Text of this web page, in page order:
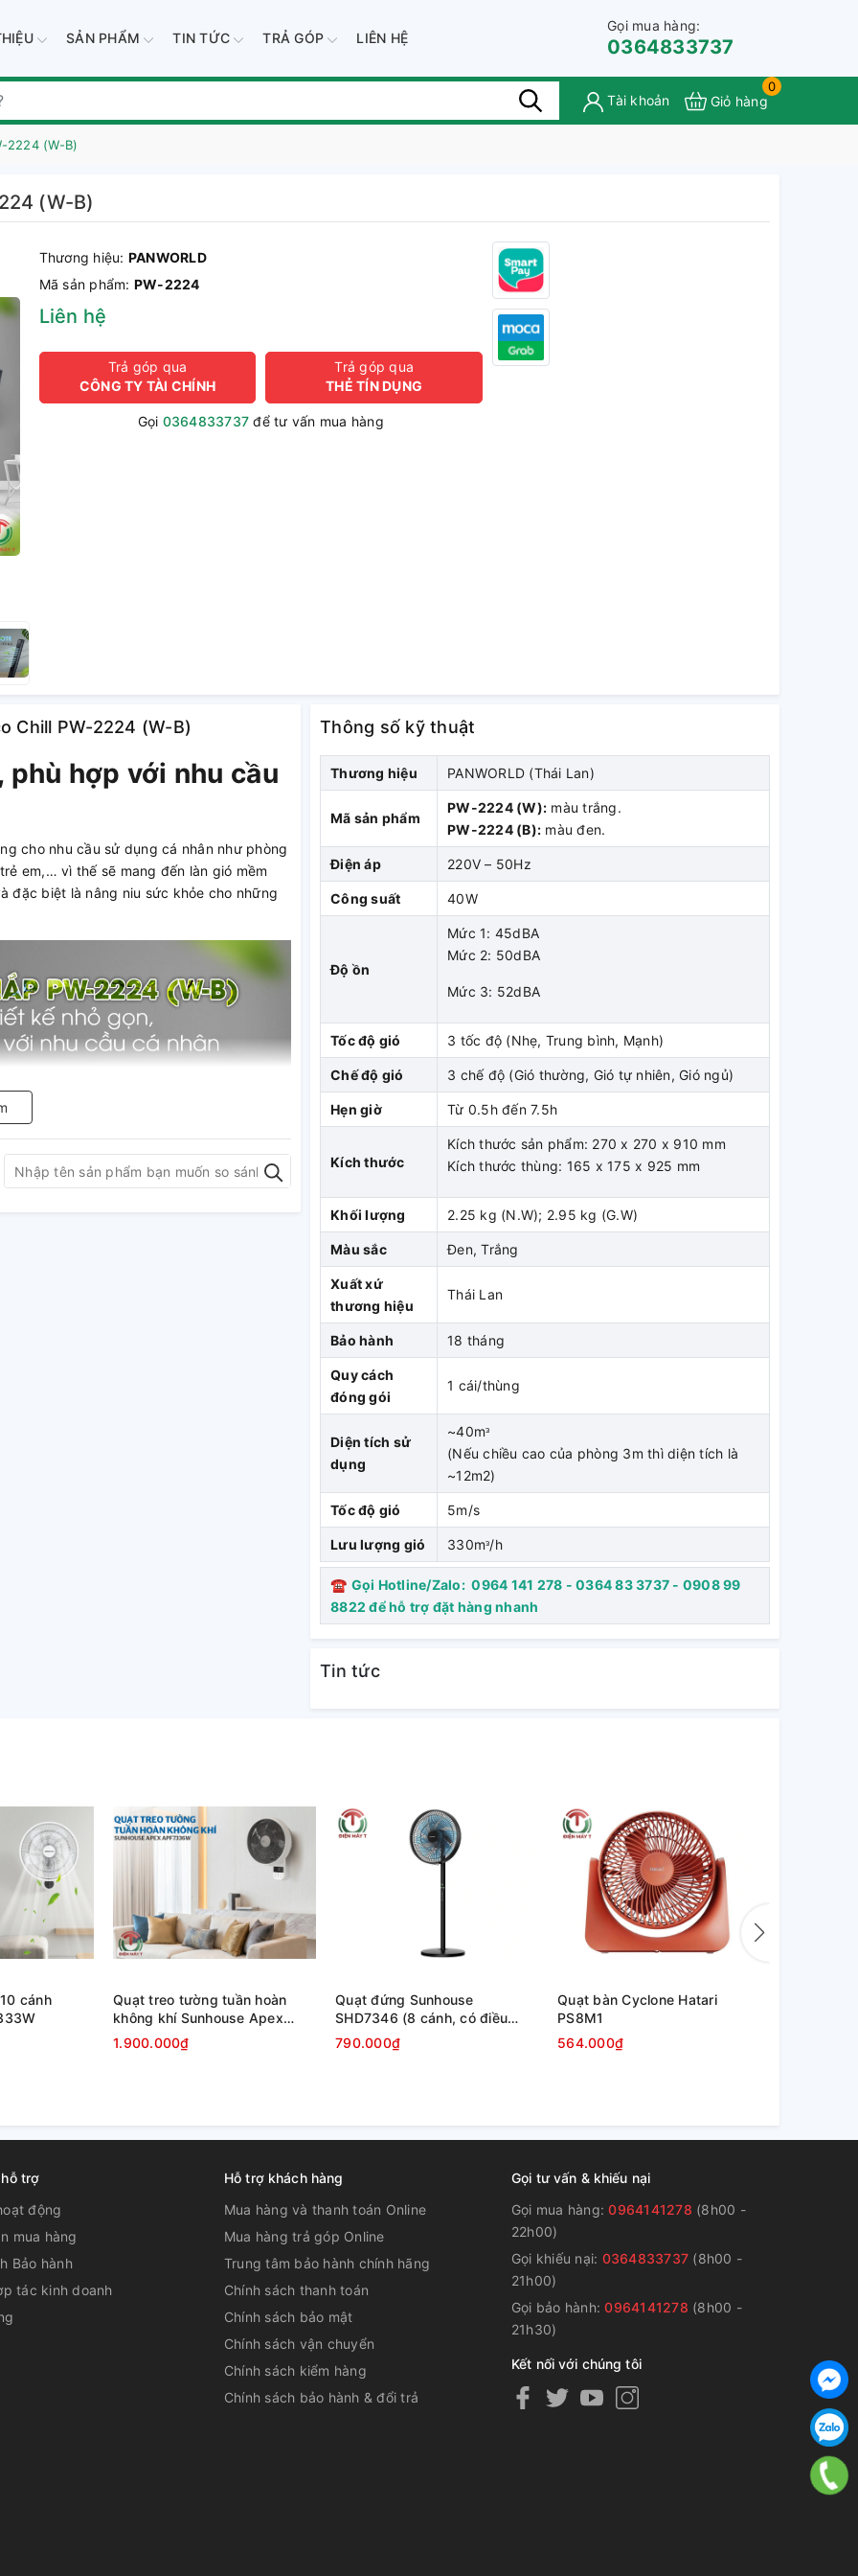
SẢN PHẨM TIN TỨC TRẢ GÓP LIÊN HỆ
Gọi mua hàng:
0364833737
Tài khoản
0
Giỏ hàng
2224 (W-B)
(W-B)
Thương hiệu: PANWORLD
Mã sản phẩm: PW-2224
Liên hệ
Trả góp qua
CÔNG TY TÀI CHÍNH
Trả góp qua
THẺ TÍN DỤNG
Gọi 0364833737 để tư vấn mua hàng
Chill PW-2224 (W-B)
hợp với nhu cầu
cho nhu cầu sử dụng cá nhân như phòng
em,… vì thế sẽ mang đến làn gió mềm
đặc biệt là nâng niu sức khỏe cho những
quá nhiệt đảm bảo độ bền và hiệu suất
sự bền bỉ cho từng khách hàng sử
trọng và tinh tế.
Thông số kỹ thuật
Thương hiệu PANWORLD (Thái Lan)
Mã sản phẩm
PW-2224 (W): màu trắng.
PW-2224 (B): màu đen.
Điện áp 220V – 50Hz
Công suất 40W
Độ ồn
Mức 1: 45dBA
Mức 2: 50dBA
Mức 3: 52dBA
Tốc độ gió 3 tốc độ (Nhẹ, Trung bình, Mạnh)
Chế độ gió 3 chế độ (Gió thường, Gió tự nhiên, Gió ngủ)
Hẹn giờ Từ 0.5h đến 7.5h
Kích thước
Kích thước sản phẩm: 270 x 270 x 910 mm
Kích thước thùng: 165 x 175 x 925 mm
Khối lượng 2.25 kg (N.W); 2.95 kg (G.W)
Màu sắc Đen, Trắng
Xuất xứ
thương hiệu
Thái Lan
Bảo hành 18 tháng
Quy cách
đóng gói
1 cái/thùng
Diện tích sử
dụng
~40mᵌ
(Nếu chiều cao của phòng 3m thì diện tích là
~12m2)
Tốc độ gió 5m/s
Lưu lượng gió 330mᵌ/h
☎ Gọi Hotline/Zalo: 0964 141 278 - 0364 83 3737 - 0908 99
8822 để hỗ trợ đặt hàng nhanh
Tin tức
cánh
Quạt treo tường tuần hoàn
không khí Sunhouse Apex
APF7336W
1.900.000₫
Quạt đứng Sunhouse
SHD7346 (8 cánh, có điều
khiển từ xa)
790.000₫
Quạt bàn Cyclone Hatari
PS8M1
564.000₫
trợ
động
mua hàng
Bảo hành
tác kinh doanh
Hỗ trợ khách hàng
Mua hàng và thanh toán Online
Mua hàng trả góp Online
Trung tâm bảo hành chính hãng
Chính sách thanh toán
Chính sách bảo mật
Chính sách vận chuyển
Chính sách kiểm hàng
Chính sách bảo hành & đổi trả
Gọi tư vấn & khiếu nại
Gọi mua hàng:0964141278 (8h00 -
22h00)
Gọi khiếu nại: 0364833737 (8h00 -
21h00)
Gọi bảo hành:0964141278 (8h00 -
21h30)
Kết nối với chúng tôi